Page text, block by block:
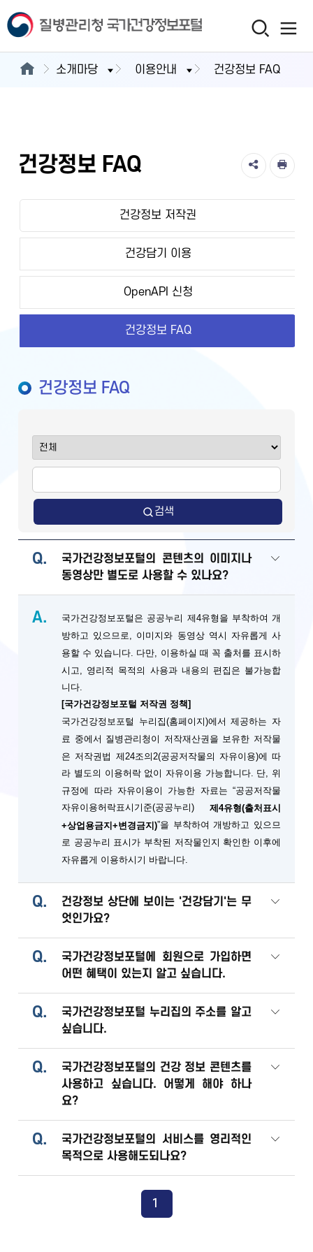
소개마당 이용안내 건강정보 FAQ
건강정보 FAQ
건강정보 저작권
건강담기 이용
OpenAPI 신청
건강정보 FAQ
건강정보 FAQ
검색
Q.
국가건강정보포털의 콘텐츠의 이미지나
동영상만 별도로 사용할 수 있나요?
A.
국가건강정보포털은 공공누리 제4유형을 부착하여 개
방하고 있으므로, 이미지와 동영상 역시 자유롭게 사
용할 수 있습니다. 다만, 이용하실 때 꼭 출처를 표시하
시고, 영리적 목적의 사용과 내용의 편집은 불가능합
니다.
[국가건강정보포털 저작권 정책]
국가건강정보포털 누리집(홈페이지)에서 제공하는 자
료 중에서 질병관리청이 저작재산권을 보유한 저작물
은 저작권법 제24조의2(공공저작물의 자유이용)에 따
라 별도의 이용허락 없이 자유이용 가능합니다. 단, 위
규정에 따라 자유이용이 가능한 자료는 “공공저작물
자유이용허락표시기준(공공누리) 제4유형(출처표시
+상업용금지+변경금지)”을 부착하여 개방하고 있으므
로 공공누리 표시가 부착된 저작물인지 확인한 이후에
자유롭게 이용하시기 바랍니다.
Q.
건강정보 상단에 보이는 '건강담기'는 무
엇인가요?
Q.
국가건강정보포털에 회원으로 가입하면
어떤 혜택이 있는지 알고 싶습니다.
Q.
국가건강정보포털 누리집의 주소를 알고
싶습니다.
Q.
국가건강정보포털의 건강 정보 콘텐츠를
사용하고 싶습니다. 어떻게 해야 하나
요?
Q.
국가건강정보포털의 서비스를 영리적인
목적으로 사용해도되나요?
1